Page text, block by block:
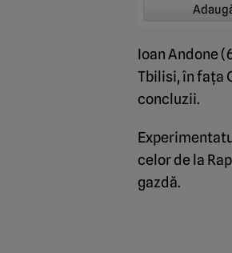
Ioan Andone
Tbilisi, în fața
concluzii.
celor de la
gazdă.